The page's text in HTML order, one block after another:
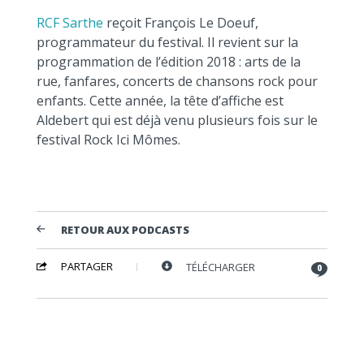
RCF Sarthe reçoit François Le Doeuf,
programmateur du festival. Il revient sur la
programmation de l’édition 2018 : arts de la
rue, fanfares, concerts de chansons rock pour
enfants. Cette année, la tête d’affiche est
Aldebert qui est déjà venu plusieurs fois sur le
festival Rock Ici Mômes.
RETOUR AUX PODCASTS
PARTAGER TÉLÉCHARGER 0